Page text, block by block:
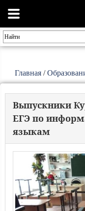
Главная /
Выпускники
ЕГЭ по
языкам